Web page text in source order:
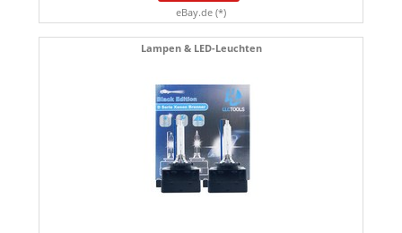
eBay.de (*)
Lampen & LED-Leuchten